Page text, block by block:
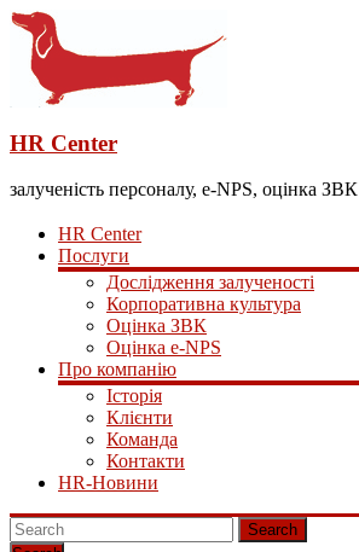
HR Center
залученість персоналу, e-NPS, оцінка ЗВК
HR Center
Послуги
Дослідження залученості
Корпоративна культура
Оцінка ЗВК
Оцінка e-NPS
Про компанію
Історія
Клієнти
Команда
Контакти
HR-Новини
Search